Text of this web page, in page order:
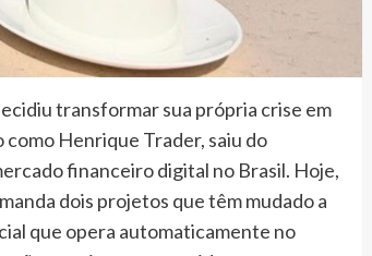
transformar sua própria crise em
Henrique Trader, saiu do
financeiro digital no Brasil. Hoje,
dois projetos que têm mudado a
que opera automaticamente no